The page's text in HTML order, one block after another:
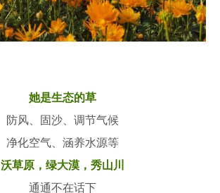
她是生态的草
防风、固沙、调节气候
净化空气、涵养水源等
沃草原，绿大漠，秀山川
通通不在话下